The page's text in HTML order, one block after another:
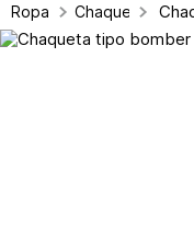
Ropa Chaquetas